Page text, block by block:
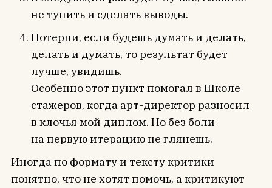
не тупить и сделать выводы.
Потерпи, если будешь думать и делать,
делать и думать, то результат будет
лучше, увидишь.
Особенно этот пункт помогал в Школе
стажеров, когда арт-директор разносил
в клочья мой диплом. Но без боли
на первую итерацию не глянешь.
Иногда по формату и тексту критики
понятно, что не хотят помочь, а критикуют